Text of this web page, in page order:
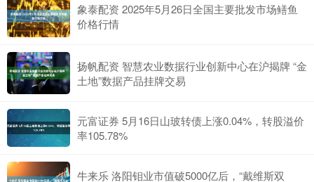
象泰配资 2025年5月26日全国主要批发市场鳝鱼
价格行情
扬帆配资 智慧农业数据行业创新中心在沪揭牌 “金
土地”数据产品挂牌交易
元富证券 5月16日山玻转债上涨0.04%，转股溢价
率105.78%
牛来乐 洛阳钼业市值破5000亿后，“戴维斯双